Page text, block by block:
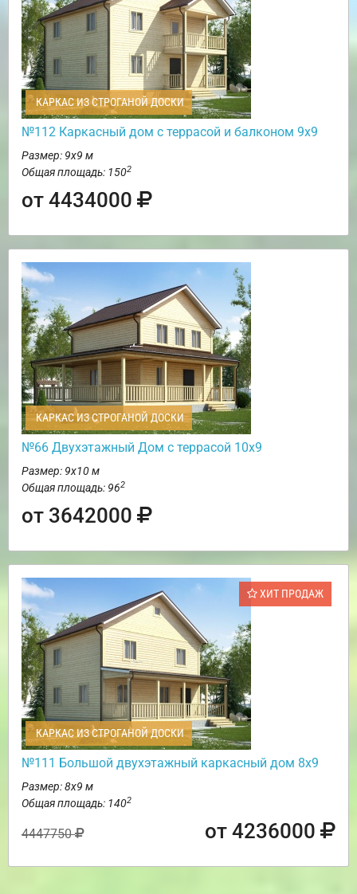
КАРКАС ИЗ СТРОГАНОЙ ДОСКИ
№112 Каркасный дом с террасой и балконом 9х9
Размер: 9х9 м
Общая площадь: 1502
от 4434000
КАРКАС ИЗ СТРОГАНОЙ ДОСКИ
№66 Двухэтажный Дом с террасой 10х9
Размер: 9х10 м
Общая площадь: 962
от 3642000
ХИТ ПРОДАЖ
КАРКАС ИЗ СТРОГАНОЙ ДОСКИ
№111 Большой двухэтажный каркасный дом 8х9
Размер: 8х9 м
Общая площадь: 1402
4447750 от 4236000